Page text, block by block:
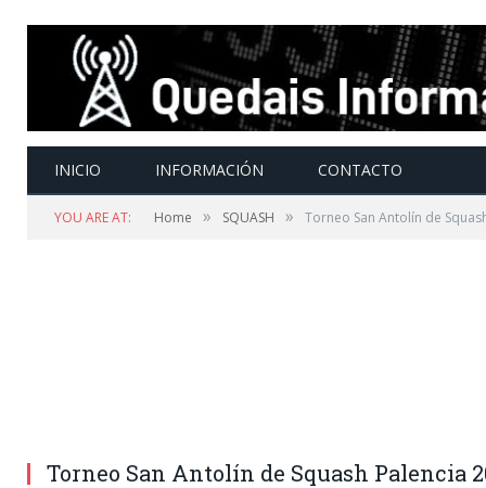
INICIO INFORMACIÓN CONTACTO
YOU ARE AT: Home » SQUASH » Torneo San Antolín de
Torneo San Antolín de Squash Palencia